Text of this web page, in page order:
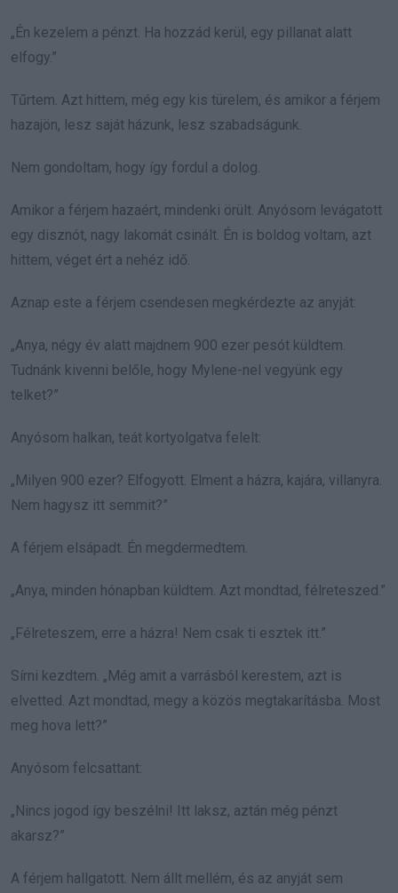
„Én kezelem a pénzt. Ha hozzád kerül, egy pillanat alatt
elfogy.”
Tűrtem. Azt hittem, még egy kis türelem, és amikor a férjem
hazajön, lesz saját házunk, lesz szabadságunk.
Nem gondoltam, hogy így fordul a dolog.
Amikor a férjem hazaért, mindenki örült. Anyósom levágatott
egy disznót, nagy lakomát csinált. Én is boldog voltam, azt
hittem, véget ért a nehéz idő.
Aznap este a férjem csendesen megkérdezte az anyját:
„Anya, négy év alatt majdnem 900 ezer pesót küldtem.
Tudnánk kivenni belőle, hogy Mylene-nel vegyünk egy
telket?”
Anyósom halkan, teát kortyolgatva felelt:
„Milyen 900 ezer? Elfogyott. Elment a házra, kajára, villanyra.
Nem hagysz itt semmit?”
A férjem elsápadt. Én megdermedtem.
„Anya, minden hónapban küldtem. Azt mondtad, félreteszed.”
„Félreteszem, erre a házra! Nem csak ti esztek itt.”
Sírni kezdtem. „Még amit a varrásból kerestem, azt is
elvetted. Azt mondtad, megy a közös megtakarításba. Most
meg hova lett?”
Anyósom felcsattant:
„Nincs jogod így beszélni! Itt laksz, aztán még pénzt
akarsz?”
A férjem hallgatott. Nem állt mellém, és az anyját sem